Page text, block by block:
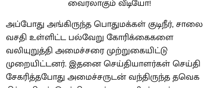
அப்போது அங்கிருந்த பொதுமக்கள் குடிநீர், சாலை
வசதி உள்ளிட்ட பல்வேறு கோரிக்கைகளை
வலியுறுத்தி அமைச்சரை முற்றுகையிட்டு
முறையிட்டனர். இதனை செய்தியாளர்கள் செய்தி
சேகரித்தபோது அமைச்சருடன் வந்திருந்த தவெக